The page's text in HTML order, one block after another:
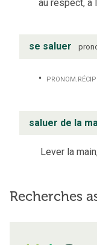
au respect, à
se saluer
pronom.
saluer de la
Lever la
Recherches